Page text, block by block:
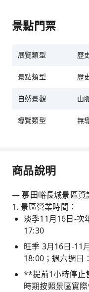
景點門票
展覽類型 歷
景點類型 歷
自然景觀 山
導覽類型 無
商品說明
— 慕田峪長城景區
1. 景區營業時間：
淡季11月16日-次
17:30
旺季 3月16日-11
18:00；週六週日
**提前1小時停止
時期按照景區實際